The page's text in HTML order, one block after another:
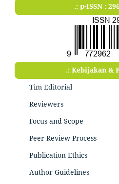
.: p-ISSN :
.: Kebijakan &
Tim Editorial
Reviewers
Focus and Scope
Peer Review Process
Publication Ethics
Author Guidelines